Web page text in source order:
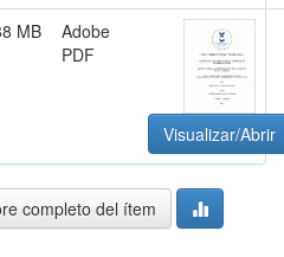
MB
Adobe
PDF
Visualizar/Abrir
completo del ítem